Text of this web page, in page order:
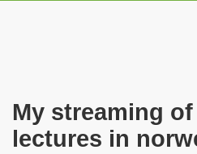
My streaming
lectures in